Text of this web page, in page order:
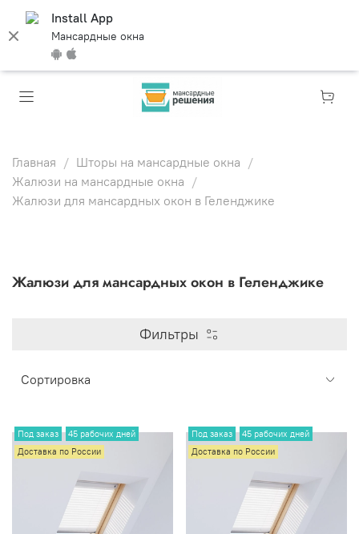
Install App
Мансардные окна
Главная
Шторы на мансардные окна
Жалюзи на мансардные окна
Жалюзи для мансардных окон в Геленджике
Жалюзи для мансардных окон в Геленджике
Фильтры
Под заказ
45 рабочих дней
Доставка по России
Под заказ
45 рабочих дней
Доставка по России